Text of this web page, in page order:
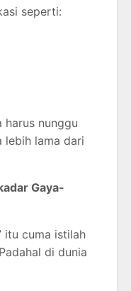
seperti:
harus nunggu
lebih lama dari
Gaya-
itu cuma istilah
di dunia